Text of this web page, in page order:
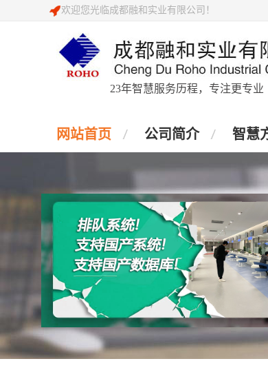
欢迎您光临成都融和实业有限公司！
23年智慧服务历程，专注更专业
网站首页 公司简介 智慧